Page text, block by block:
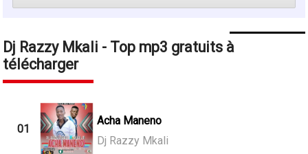
Dj Razzy Mkali - Top mp3 gratuits à
télécharger
01
Acha Maneno
Dj Razzy Mkali